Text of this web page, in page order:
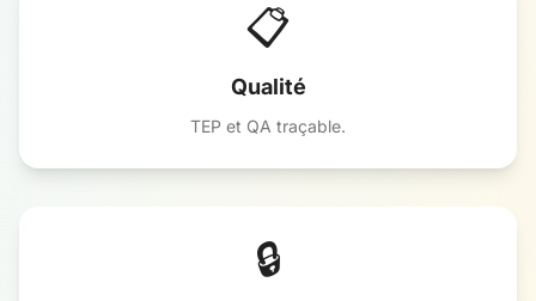
📋
Qualité
TEP et QA traçable.
🔒